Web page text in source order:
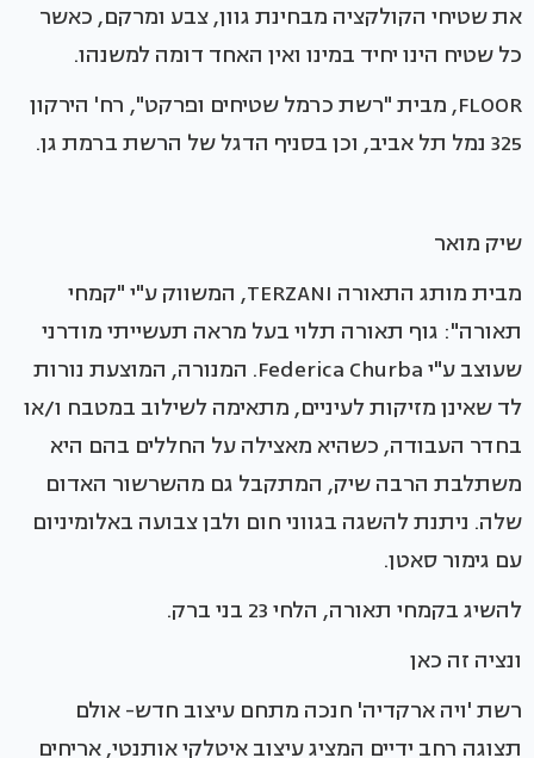
את שטיחי הקולקציה מבחינת גוון, צבע ומרקם, כאשר
כל שטיח הינו יחיד במינו ואין האחד דומה למשנהו.
FLOOR, מבית "רשת כרמל שטיחים ופרקט", רח' הירקון
325 נמל תל אביב, וכן בסניף הדגל של הרשת ברמת גן.
שיק מואר
מבית מותג התאורה TERZANI, המשווק ע"י "קמחי
תאורה": גוף תאורה תלוי בעל מראה תעשייתי מודרני
שעוצב ע"י Federica Churba. המנורה, המוצעת נורות
לד שאינן מזיקות לעיניים, מתאימה לשילוב במטבח ו/או
בחדר העבודה, כשהיא מאצילה על החללים בהם היא
משתלבת הרבה שיק, המתקבל גם מהשרשור האדום
שלה. ניתנת להשגה בגווני חום ולבן צבועה באלומיניום
עם גימור סאטן.
להשיג בקמחי תאורה, הלחי 23 בני ברק.
ונציה זה כאן
רשת 'ויה ארקדיה' חנכה מתחם עיצוב חדש- אולם
תצוגה רחב ידיים המציג עיצוב איטלקי אותנטי, אריחים